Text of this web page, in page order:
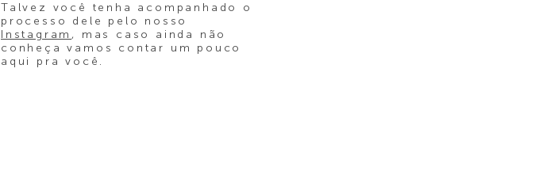
Talvez você tenha acompanhado o
processo dele pelo nosso
Instagram , mas caso ainda não
conheça vamos contar um pouco
aqui pra você.